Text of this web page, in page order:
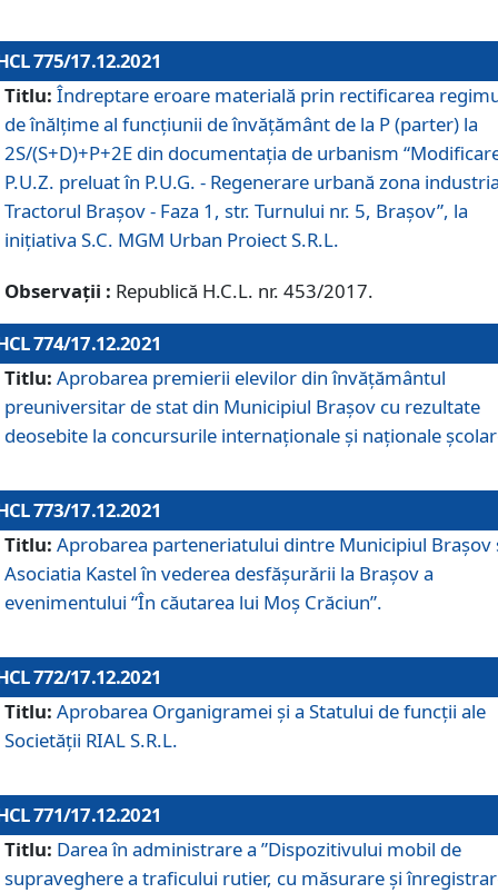
775/17.12.2021
Titlu: Îndreptare eroare materială prin rectificarea
de înălţime al funcţiunii de învăţământ de la P (parter) la
2S/(S+D)+P+2E din documentaţia de urbanism
P.U.Z. preluat în P.U.G. - Regenerare urbană zona
Tractorul Braşov - Faza 1, str. Turnului nr. 5, Braşov”, la
iniţiativa S.C. MGM Urban Proiect S.R.L.
Observații : Republică H.C.L. nr. 453/2017.
774/17.12.2021
Titlu: Aprobarea premierii elevilor din învățământul
preuniversitar de stat din Municipiul Brașov cu rezultate
deosebite la concursurile internaționale și naționale
773/17.12.2021
Titlu: Aprobarea parteneriatului dintre Municipiul Brașov
Asociatia Kastel în vederea desfăşurării la Brașov a
evenimentului “În căutarea lui Moș Crăciun”.
772/17.12.2021
Titlu: Aprobarea Organigramei şi a Statului de funcţii ale
Societăţii RIAL S.R.L.
771/17.12.2021
Titlu: Darea în administrare a ”Dispozitivului mobil de
supraveghere a traficului rutier, cu măsurare și